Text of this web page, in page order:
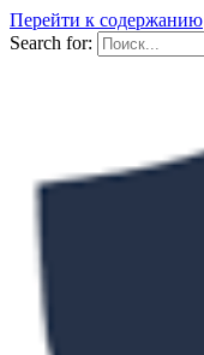
Перейти к содержанию
Search for: